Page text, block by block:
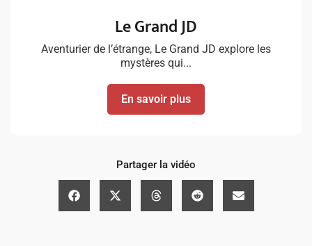
Le Grand JD
Aventurier de l’étrange, Le Grand JD explore les
mystères qui...
En savoir plus
Partager la vidéo